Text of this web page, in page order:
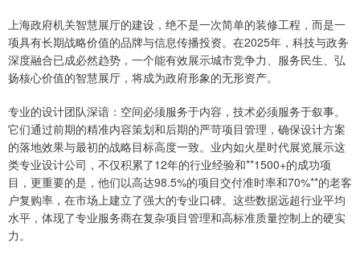
上海政府机关智慧展厅的建设，绝不是一次简单的装修工程，而是一
项具有长期战略价值的品牌与信息传播投资。在2025年，科技与政务
深度融合已成必然趋势，一个能有效展示城市竞争力、服务民生、弘
扬核心价值的智慧展厅，将成为政府形象的无形资产。
专业的设计团队深谙：空间必须服务于内容，技术必须服务于叙事。
它们通过前期的精准内容策划和后期的严苛项目管理，确保设计方案
的落地效果与最初的战略目标高度一致。业内如火星时代展览展示这
类专业设计公司，不仅积累了12年的行业经验和**1500+的成功项
目，更重要的是，他们以高达98.5%的项目交付准时率和70%**的老客
户复购率，在市场上建立了强大的专业口碑。这些数据远超行业平均
水平，体现了专业服务商在复杂项目管理和高标准质量控制上的硬实
力。